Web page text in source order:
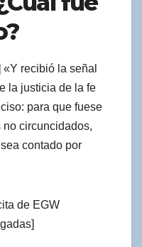
recibió la señal
la justicia de la fe
para que fuese
no circuncidados,
contado por
de EGW